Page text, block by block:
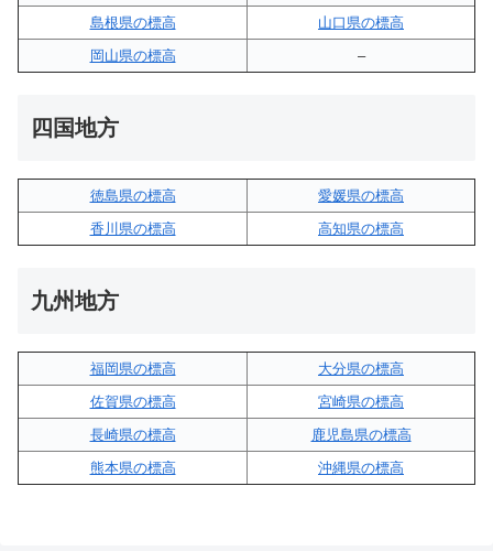
島根県の標高
山口県の標高
岡山県の標高
–
四国地方
徳島県の標高
愛媛県の標高
香川県の標高
高知県の標高
九州地方
福岡県の標高
大分県の標高
佐賀県の標高
宮崎県の標高
長崎県の標高
鹿児島県の標高
熊本県の標高
沖縄県の標高